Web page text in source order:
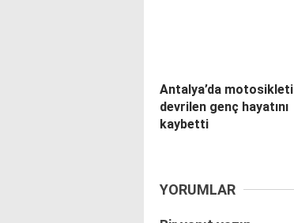
Antalya’da motosikleti
devrilen genç hayatını
kaybetti
YORUMLAR